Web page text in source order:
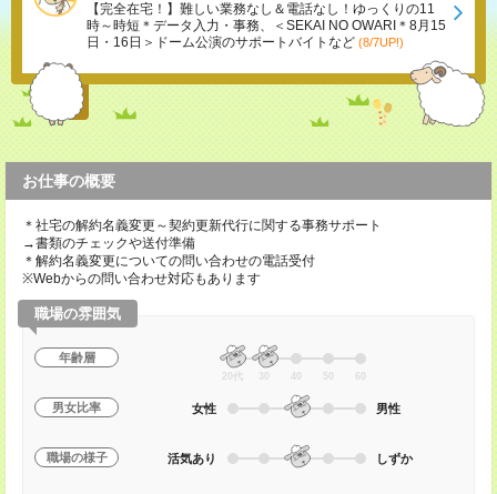
【完全在宅！】難しい業務なし＆電話なし！ゆっくりの11
時～時短＊データ入力・事務、＜SEKAI NO OWARI＊8月15
日・16日＞ドーム公演のサポートバイトなど (8/7UP!)
お仕事の概要
＊社宅の解約名義変更～契約更新代行に関する事務サポート
→書類のチェックや送付準備
＊解約名義変更についての問い合わせの電話受付
※Webからの問い合わせ対応もあります
職場の雰囲気
年齢層
20代 30 40 50 60
男女比率 女性 男性
職場の様子 活気あり しずか